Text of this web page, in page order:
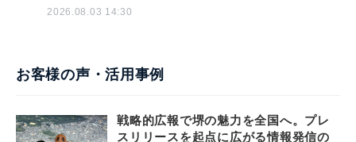
2026.08.03 14:30
お客様の声・活用事例
戦略的広報で堺の魅力を全国へ。プレ
スリリースを起点に広がる情報発信の